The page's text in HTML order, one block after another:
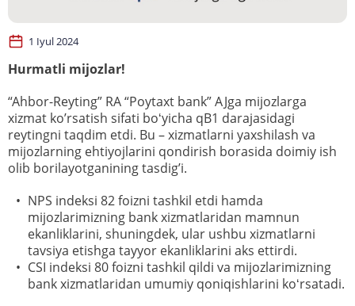
1 Iyul 2024
Hurmatli mijozlar!
“Ahbor-Reyting” RA “Poytaxt bank” AJga mijozlarga
xizmat ko’rsatish sifati boʻyicha qB1 darajasidagi
reytingni taqdim etdi. Bu – xizmatlarni yaxshilash va
mijozlarning ehtiyojlarini qondirish borasida doimiy ish
olib borilayotganining tasdig’i.
NPS indeksi 82 foizni tashkil etdi hamda
mijozlarimizning bank xizmatlaridan mamnun
ekanliklarini, shuningdek, ular ushbu xizmatlarni
tavsiya etishga tayyor ekanliklarini aks ettirdi.
CSI indeksi 80 foizni tashkil qildi va mijozlarimizning
bank xizmatlaridan umumiy qoniqishlarini koʻrsatadi.